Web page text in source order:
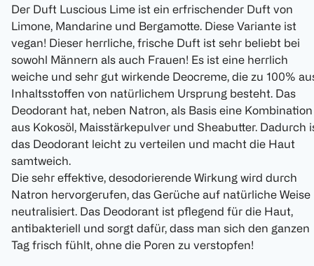
Der Duft Luscious Lime ist ein erfrischender Duft von
Limone, Mandarine und Bergamotte. Diese Variante ist
vegan! Dieser herrliche, frische Duft ist sehr beliebt bei
sowohl Männern als auch Frauen! Es ist eine herrlich
weiche und sehr gut wirkende Deocreme, die zu 100%
Inhaltsstoffen von natürlichem Ursprung besteht. Das
Deodorant hat, neben Natron, als Basis eine Kombination
aus Kokosöl, Maisstärkepulver und Sheabutter. Dadurch
das Deodorant leicht zu verteilen und macht die Haut
samtweich.
Die sehr effektive, desodorierende Wirkung wird durch
Natron hervorgerufen, das Gerüche auf natürliche Weise
neutralisiert. Das Deodorant ist pflegend für die Haut,
antibakteriell und sorgt dafür, dass man sich den ganzen
Tag frisch fühlt, ohne die Poren zu verstopfen!